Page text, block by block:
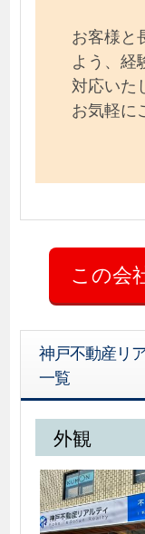
お客様と
よう、経
対応いた
お気軽に
神戸不動産リ
一覧
外観